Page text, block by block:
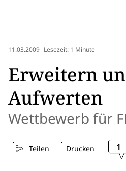
11.03.2009 Lesezeit: 1 Minute
Erweitern
Aufwerten
Wettbewerb für
Teilen Drucken 1